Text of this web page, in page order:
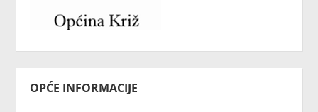
OPĆE INFORMACIJE